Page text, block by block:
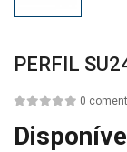
PERFIL
0